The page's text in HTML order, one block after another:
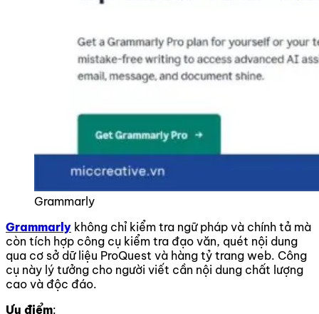
Grammarly
Grammarly không chỉ kiểm tra ngữ pháp và chính tả mà
còn tích hợp công cụ kiểm tra đạo văn, quét nội dung
qua cơ sở dữ liệu ProQuest và hàng tỷ trang web. Công
cụ này lý tưởng cho người viết cần nội dung chất lượng
cao và độc đáo.
Ưu điểm: